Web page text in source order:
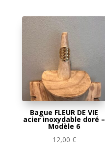
Bague FLEUR DE VIE
acier inoxydable doré –
Modèle 6
12,00 €